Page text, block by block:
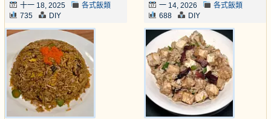
十一 18, 2025
各式飯類
735
DIY
一 14, 2026
各式飯類
688
DIY